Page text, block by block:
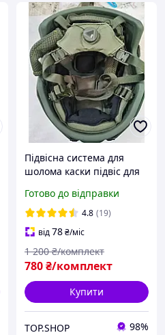
Підвісна система для
шолома каски підвіс для
PASGT Fast MICH Wendy
Cam Fit
Готово до відправки
4.8 (19)
від78₴/міс
780₴/комплект
1 200 ₴/комплект
Купити
TOP.SHOP 98%